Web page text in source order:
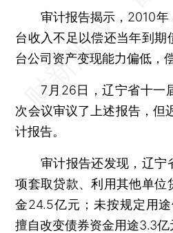
审计报告揭示，2010年
台收入不足以偿还当年到期
台公司资产变现能力偏低，
7月26日，辽宁省十一
次会议审议了上述报告，但
计报告。
审计报告还发现，辽宁
项套取贷款、利用其他单位
金24.5亿元；未按规定用途
擅自改变债券资金用途3.3亿